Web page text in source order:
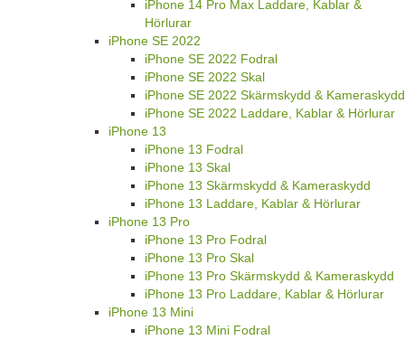
iPhone 14 Pro Max Laddare, Kablar &
Hörlurar
iPhone SE 2022
iPhone SE 2022 Fodral
iPhone SE 2022 Skal
iPhone SE 2022 Skärmskydd & Kameraskydd
iPhone SE 2022 Laddare, Kablar & Hörlurar
iPhone 13
iPhone 13 Fodral
iPhone 13 Skal
iPhone 13 Skärmskydd & Kameraskydd
iPhone 13 Laddare, Kablar & Hörlurar
iPhone 13 Pro
iPhone 13 Pro Fodral
iPhone 13 Pro Skal
iPhone 13 Pro Skärmskydd & Kameraskydd
iPhone 13 Pro Laddare, Kablar & Hörlurar
iPhone 13 Mini
iPhone 13 Mini Fodral